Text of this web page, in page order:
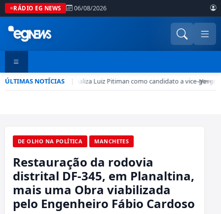
RÁDIO EG NEWS 06/08/2026
ÚLTIMAS NOTÍCIAS |
PSD-DF oficializa Luiz Pitiman como candidato a vice-
•
DE OLHO NA POLÍTICA MANCHETES
Restauração da rodovia
distrital DF-345, em Planaltina,
mais uma Obra viabilizada
pelo Engenheiro Fábio Cardoso